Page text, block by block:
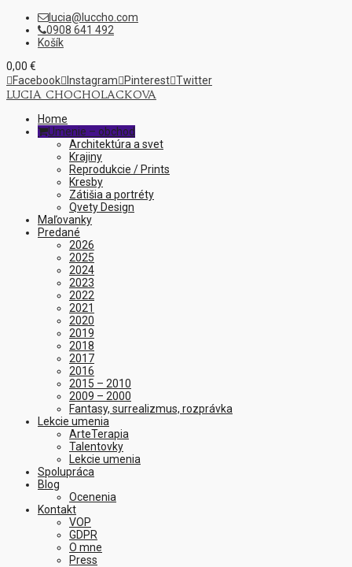
 lucia@luccho.com
0908 641 492
Košík
0,00 €
Facebook InstagramPinterestTwitter
LUCIA CHOCHOLACKOVA
Home
Umenie – obchod
Architektúra a svet
Krajiny
Reprodukcie / Prints
Kresby
Zátišia a portréty
Qvety Design
Maľovanky
Predané
2026
2025
2024
2023
2022
2021
2020
2019
2018
2017
2016
2015 – 2010
2009 – 2000
Fantasy, surrealizmus, rozprávka
Lekcie umenia
ArteTerapia
Talentovky
Lekcie umenia
Spolupráca
Blog
Ocenenia
Kontakt
VOP
GDPR
O mne
Press